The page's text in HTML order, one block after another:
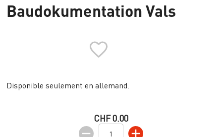
Baudokumentation Vals
Disponible seulement en allemand.
CHF 0.00